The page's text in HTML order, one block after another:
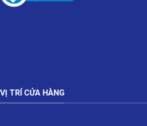
VỊ TRÍ CỬA HÀNG